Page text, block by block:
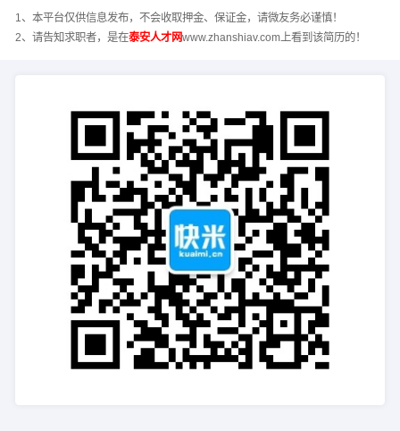
1、本平台仅供信息发布，不会收取押金、保证金，请微友务必谨慎！
2、请告知求职者，是在泰安人才网www.zhanshiav.com上看到该简历的！